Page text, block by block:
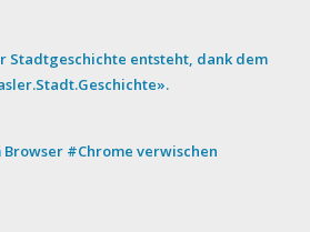
Stadtgeschichte entsteht, dank dem
Browser #Chrome verwischen